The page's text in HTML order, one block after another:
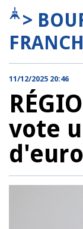
>
11/12/2025 20:46
vote